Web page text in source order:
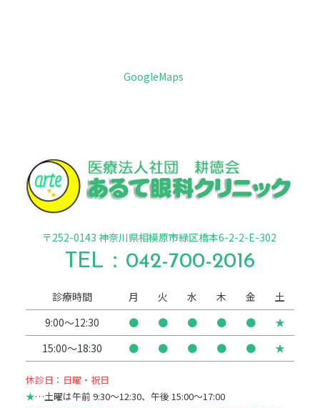
GoogleMaps
〒252-0143 神奈川県相模原市緑区橋本6-2-2-E-302
TEL： 042-700-2016
診療時間 月 火 水 木 金
土
9:00～12:30
● ● ● ● ●
★
15:00～18:30
● ● ● ● ● ★
休診日：日曜・祝日
★…土曜は午前 9:30〜12:30、午後 15:00〜17:00